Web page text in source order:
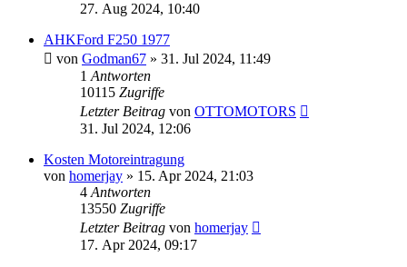
27. Aug 2024, 10:40
AHKFord F250 1977
von Godman67 » 31. Jul 2024, 11:49
1 Antworten
10115 Zugriffe
Letzter Beitrag von OTTOMOTORS
31. Jul 2024, 12:06
Kosten Motoreintragung
von homerjay » 15. Apr 2024, 21:03
4 Antworten
13550 Zugriffe
Letzter Beitrag von homerjay
17. Apr 2024, 09:17